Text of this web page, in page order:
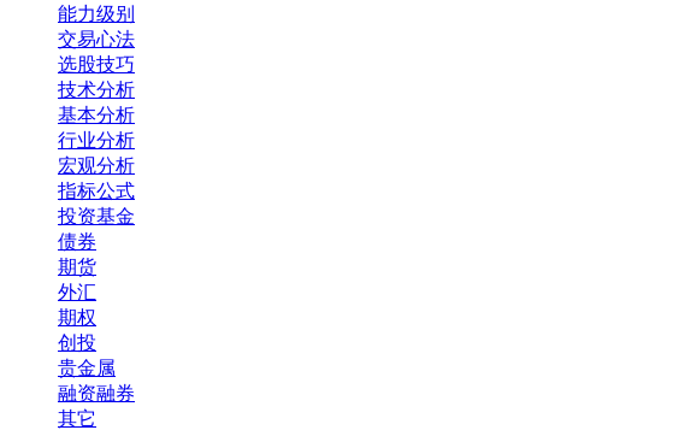
能力级别
交易心法
选股技巧
技术分析
基本分析
行业分析
宏观分析
指标公式
投资基金
债券
期货
外汇
期权
创投
贵金属
融资融券
其它